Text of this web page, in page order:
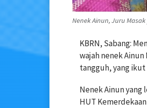
Nenek Ainun, Juru
KBRN, Sabang:
wajah nenek
tangguh, yang
Nenek Ainun yang
HUT